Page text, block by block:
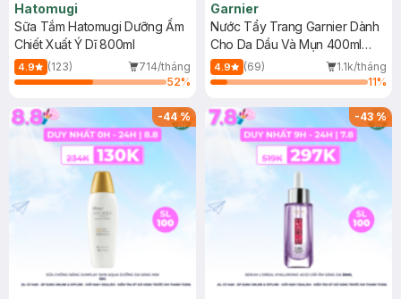
Hatomugi
Sữa Tắm Hatomugi Dưỡng Ẩm
Chiết Xuất Ý Dĩ 800ml
4.9 (123)
714/tháng
52%
Garnier
Nước Tẩy Trang Garnier Dành
Cho Da Dầu Và Mụn 400ml
(Mới)
4.9 (69)
1.1k/tháng
11%
-44% -43%